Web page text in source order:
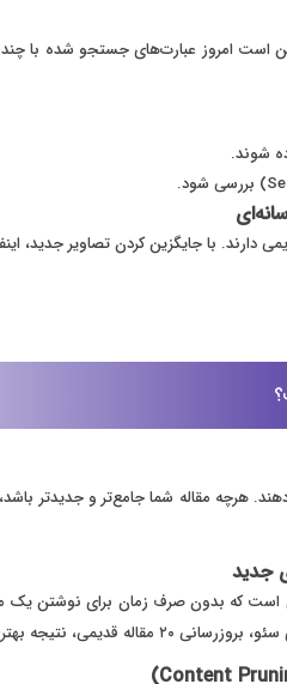
است امروز عبارت‌های جستجو شده با
دارند. با جایگزین کردن تصاویر جدید،
هرچه مقاله شما جامع‌تر و جدیدتر
است که بدون صرف زمان برای نوشتن یک
انتشار ۲۰ مقاله جدید داشته است.